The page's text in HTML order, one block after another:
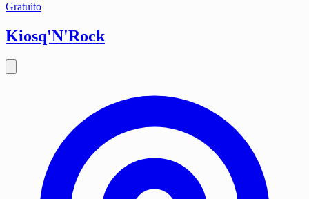
Gratuito
Kiosq'N'Rock